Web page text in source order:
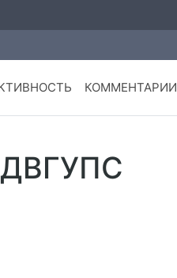
КОММЕНТАРИИ
ДВГУПС